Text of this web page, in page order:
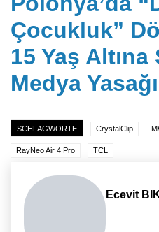
Çocukluk”
15 Yaş Altına
Medya
SCHLAGWORTE CrystalClip
RayNeo Air 4 Pro TCL
Ecevit